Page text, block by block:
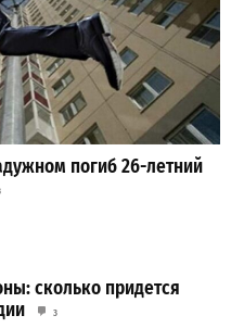
погиб 26-летний
сколько придется
3